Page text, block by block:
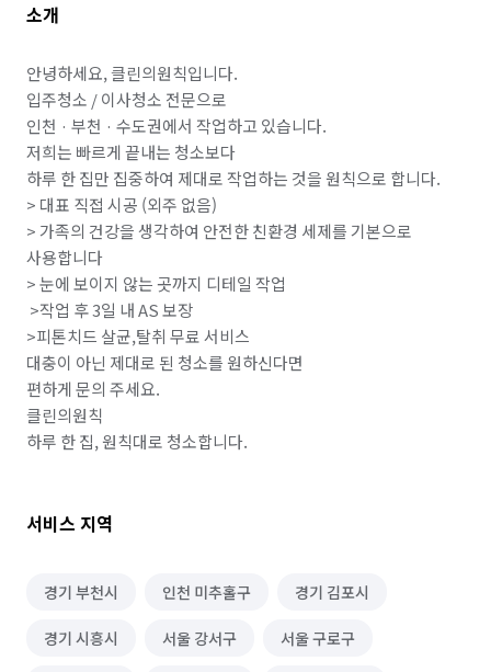
소개
안녕하세요, 클린의원칙입니다.
입주청소 / 이사청소 전문으로
인천 · 부천 · 수도권에서 작업하고 있습니다.
저희는 빠르게 끝내는 청소보다
하루 한 집만 집중하여 제대로 작업하는 것을 원칙으로 합니다.
> 대표 직접 시공 (외주 없음)
> 가족의 건강을 생각하여 안전한 친환경 세제를 기본으로
사용합니다
> 눈에 보이지 않는 곳까지 디테일 작업
>작업 후 3일 내 AS 보장
>피톤치드 살균,탈취 무료 서비스
대충이 아닌 제대로 된 청소를 원하신다면
편하게 문의 주세요.
클린의원칙
하루 한 집, 원칙대로 청소합니다.
서비스 지역
경기 부천시 인천 미추홀구 경기 김포시
경기 시흥시 서울 강서구 서울 구로구